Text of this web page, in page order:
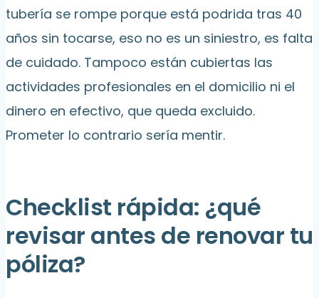
tubería se rompe porque está podrida tras 40
años sin tocarse, eso no es un siniestro, es falta
de cuidado. Tampoco están cubiertas las
actividades profesionales en el domicilio ni el
dinero en efectivo, que queda excluido.
Prometer lo contrario sería mentir.
Checklist rápida: ¿qué
revisar antes de renovar tu
póliza?